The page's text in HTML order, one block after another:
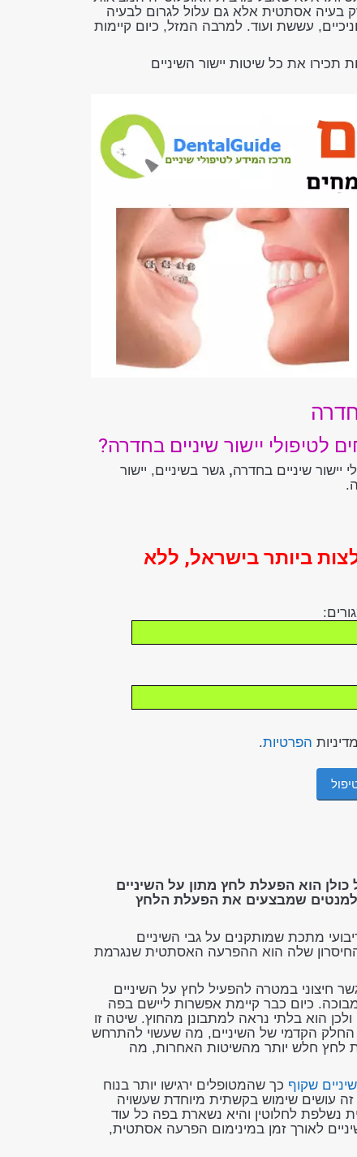
בעיה אסתטית אלא גם עלול לגרום לבעיה
עששת ועוד. למרבה המזל, כיום קיימות
תכירו את כל שיטות יישור השיניים
יישור שיניים בחדרה?
יישור שיניים בחדרה,גשר בשיניים, יישור
ביותר בישראל, ללא
הפרטיות.
כולן הוא הפעלת לחץ מתון על השיניים
באלמנטים שמבצעים את הפעלת הלחץ
מתכת שמותקנים על גבי השיניים
שלה הוא ההפרעה האסתטית שנגרמת
חיצוני במטרה להפעיל לחץ על השיניים
כיום כבר קיימת אפשרות ליישם בפה
הוא בלתי נראה למתבונן מהחוץ. שיטה זו
הקדמי של השיניים, מה שעשוי להתרחש
לחץ חלש יותר מהשיטות האחרות, מה
שקוף כך שהמטופלים ירגישו יותר בנוח
עושים שימוש בקשתית מיוחדת שעשויה
נשלפת לחלוטין והיא נשארת בפה כל עוד
לאורך זמן במינימום הפרעה אסתטית,